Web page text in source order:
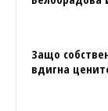
Защо
вдигна